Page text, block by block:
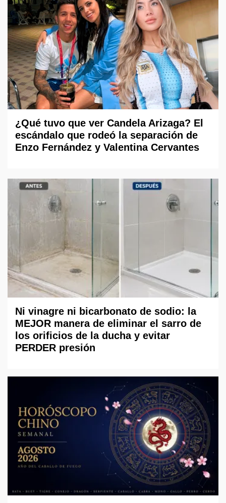
¿Qué tuvo que ver Candela Arizaga? El
escándalo que rodeó la separación de
Enzo Fernández y Valentina Cervantes
Ni vinagre ni bicarbonato de sodio: la
MEJOR manera de eliminar el sarro de
los orificios de la ducha y evitar
PERDER presión